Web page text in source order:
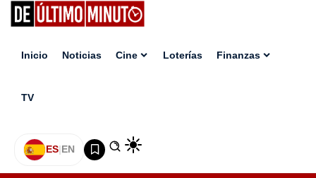
Inicio Noticias Cine Loterías Finanzas
TV
ES|EN